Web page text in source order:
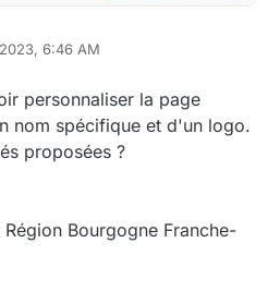
6:46 AM
personnaliser la page
nom spécifique et d'un logo.
proposées ?
Région Bourgogne Franche-